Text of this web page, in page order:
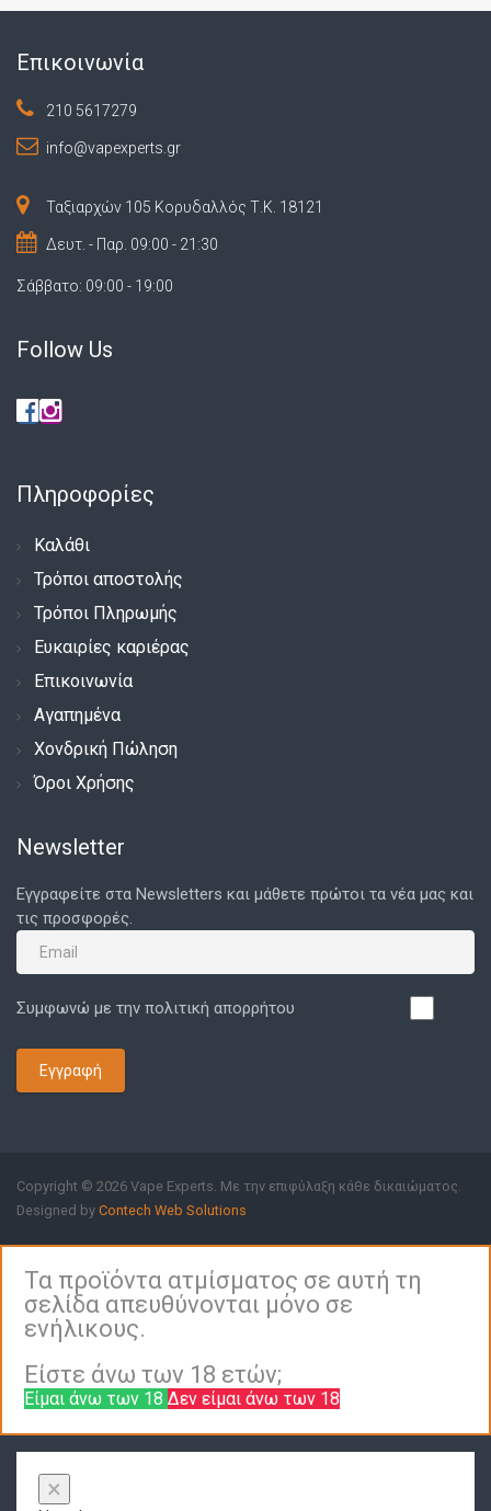
Επικοινωνία
210 5617279
info@vapexperts.gr
Ταξιαρχών 105 Κορυδαλλός Τ.Κ. 18121
Δευτ. - Παρ. 09:00 - 21:30
Σάββατο: 09:00 - 19:00
Follow Us
Πληροφορίες
Καλάθι
Τρόποι αποστολής
Τρόποι Πληρωμής
Ευκαιρίες καριέρας
Επικοινωνία
Αγαπημένα
Χονδρική Πώληση
Όροι Χρήσης
Newsletter
Εγγραφείτε στα Newsletters και μάθετε πρώτοι τα νέα μας και
τις προσφορές.
Συμφωνώ με την πολιτική απορρήτου
Εγγραφή
Copyright © 2026 Vape Experts. Με την επιφύλαξη κάθε δικαιώματος.
Designed by Contech Web Solutions
Τα προϊόντα ατμίσματος σε αυτή τη
σελίδα απευθύνονται μόνο σε
ενήλικους.
Είστε άνω των 18 ετών;
Είμαι άνω των 18 Δεν είμαι άνω των 18
×